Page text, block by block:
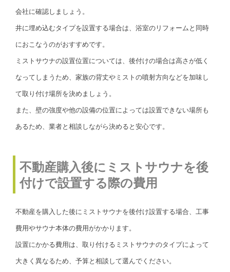
会社に確認しましょう。
井に埋め込むタイプを設置する場合は、浴室のリフォームと同時
におこなうのがおすすめです。
ミストサウナの設置位置については、後付けの場合は高さが低く
なってしまうため、家族の背丈やミストの噴射方向などを加味し
て取り付け場所を決めましょう。
また、壁の強度や他の設備の位置によっては設置できない場所も
あるため、業者と相談しながら決めると安心です。
不動産購入後にミストサウナを後
付けで設置する際の費用
不動産を購入した後にミストサウナを後付け設置する場合、工事
費用やサウナ本体の費用がかかります。
設置にかかる費用は、取り付けるミストサウナのタイプによって
大きく異なるため、予算と相談して選んでください。